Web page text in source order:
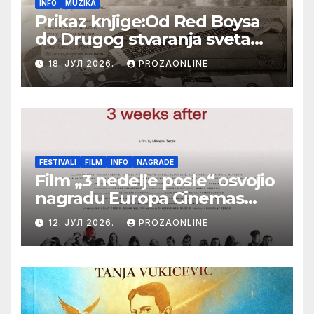
INFO MUZIKA
Prikaz knjige:Od Red Boysa
do Drugog stvaranja sveta
(bilo neko vreme pošteno)
(autor- Zlatomira Sremca,
Botoš 2022. godine,
samizdat)
18. ЈУЛ 2026. PROZAONLINE
FESTIVALI FILM INFO NAGRADE
Film „3 nedelje posle“ osvojio
nagradu Europa Cinemas
Label na Filmskom festivalu
u Karlovim Varima
12. ЈУЛ 2026. PROZAONLINE